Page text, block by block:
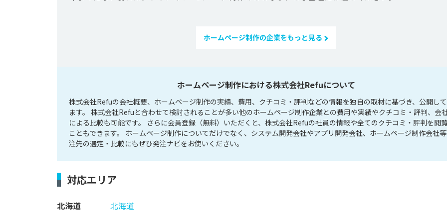
ホームページ制作の企業をもっと見る
ホームページ制作における株式会社Refuについて
株式会社Refuの会社概要、ホームページ制作の実績、費用、クチコミ・評判などの情報を独自の取材に基づき、公開し
ます。 株式会社Refuと合わせて検討されることが多い他のホームページ制作企業との費用や実績やクチコミ・評判、会
による比較も可能です。 さらに会員登録（無料）いただくと、株式会社Refuの社員の情報や全てのクチコミ・評判を閲
こともできます。 ホームページ制作についてだけでなく、システム開発会社やアプリ開発会社、ホームページ制作会社
注先の選定・比較にもぜひ発注ナビをお使いください。
対応エリア
北海道
北海道